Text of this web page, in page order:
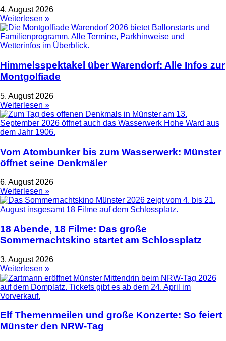
4. August 2026
Weiterlesen »
Himmelsspektakel über Warendorf: Alle Infos zur
Montgolfiade
5. August 2026
Weiterlesen »
Vom Atombunker bis zum Wasserwerk: Münster
öffnet seine Denkmäler
6. August 2026
Weiterlesen »
18 Abende, 18 Filme: Das große
Sommernachtskino startet am Schlossplatz
3. August 2026
Weiterlesen »
Elf Themenmeilen und große Konzerte: So feiert
Münster den NRW-Tag